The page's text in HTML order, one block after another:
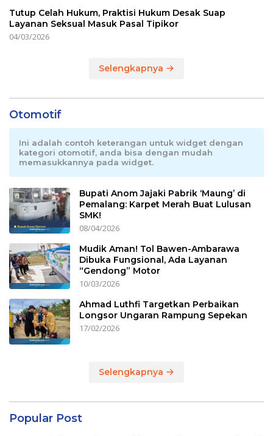
Tutup Celah Hukum, Praktisi Hukum Desak Suap
Layanan Seksual Masuk Pasal Tipikor
04/03/2026
Selengkapnya
Otomotif
Ini adalah contoh keterangan untuk widget dengan
kategori otomotif, anda bisa dengan mudah
memasukkannya pada widget.
Bupati Anom Jajaki Pabrik ‘Maung’ di
Pemalang: Karpet Merah Buat Lulusan
SMK!
08/04/2026
Mudik Aman! Tol Bawen-Ambarawa
Dibuka Fungsional, Ada Layanan
“Gendong” Motor
10/03/2026
Ahmad Luthfi Targetkan Perbaikan
Longsor Ungaran Rampung Sepekan
17/02/2026
Selengkapnya
Popular Post